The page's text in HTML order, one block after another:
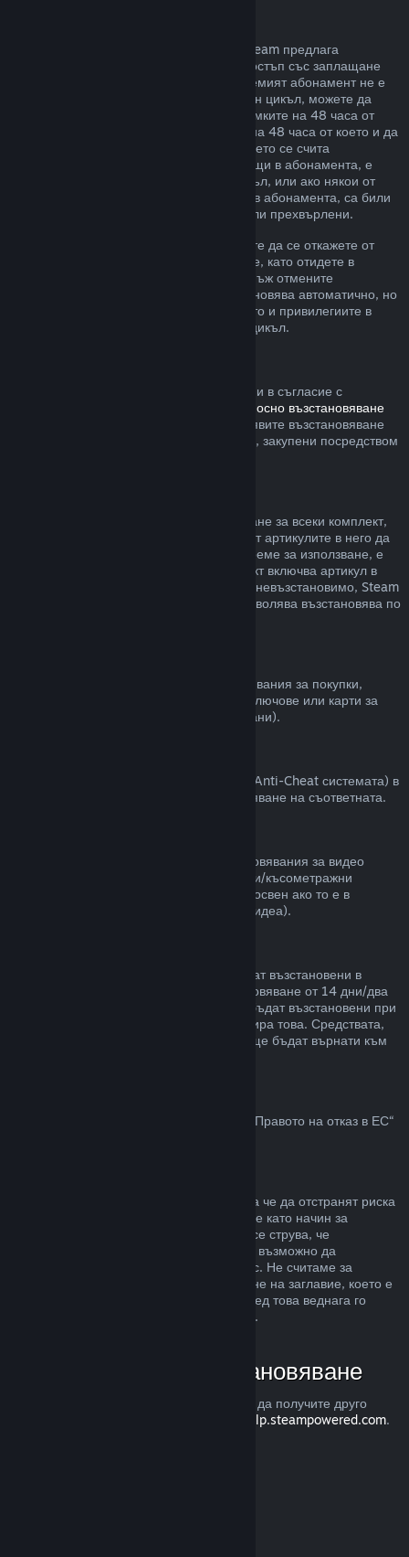
За някои видове съдържание и услуги Steam предлага
периодичен (напр. месечен, годишен) достъп със заплащане
чрез повтарящо таксуване. Ако подновяемият абонамент не е
използван по време на текущия платежен цикъл, можете да
поискате възстановяване на цената в рамките на 48 часа от
първоначалната покупка или в рамките на 48 часа от което и да
е автоматично подновяване. Съдържанието се счита
използвано, ако някоя от игрите, попадащи в абонамента, е
била играна през текущия платежен цикъл, или ако някои от
привилегиите или отстъпките, включени в абонамента, са били
използвани, изразходвани, променени или прехвърлени.
Моля, обърнете внимание, че Вие можете да се откажете от
даден активен абонамент по всяко време, като отидете в
. Щом веднъж отмените
абонамента си, той вече няма да се подновява автоматично, но
Вие ще запазите достъп до съдържанието и привилегиите в
него до края на Вашия текущ платежен цикъл.
В рамките на приемлив времеви период и в съгласие с
политиката относно възстановяване
, Вие можете да заявите възстановяване
на сумата за Steam хардуер и аксесоари, закупени посредством
Можете да получите пълно възстановяване за всеки комплект,
закупен в Steam магазина. Стига никой от артикулите в него да
не е бил прехвърлен и ако общото им време за използване, е
по-малко от два часа. Ако даден комплект включва артикул в
игра или сваляемо съдържание, което е невъзстановимо, Steam
ще Ви уведоми дали целия комплект позволява възстановява по
Valve не може да предостави възстановявания за покупки,
направени извън Steam (например, CD ключове или карти за
Steam портфейла закупени от трети страни).
Ако сте получили забрана от VAC (Valve Anti-Cheat системата) в
някоя игра, губите правото за възстановяване на съответната.
Неспособни сме да предлагаме възстановявания за видео
съдържание в Steam (пр. пълнометражни/късометражни
филми, сериали, епизоди и упътвания), освен ако то е в
комплект с други продукти (които не са видеа).
Неупотребените подаръци могат да бъдат възстановени в
рамките на стандартния срок за възстановяване от 14 дни/два
часа. Употребените подаръци могат да бъдат възстановени при
същите условия, ако получателят инициира това. Средствата,
използвани за закупуване на подаръка, ще бъдат върнати към
За обяснение относно това как действа „Правото на отказ в ЕС“
Възстановявания са предназначени, така че да отстранят риска
от закупуването на заглавия в Steam, а не като начин за
придобиване на безплатни игри. Ако ни се струва, че
злоупотребявате с възстановяванията, е възможно да
преустановим тяхното предлагане за Вас. Не считаме за
злоупотреба, ако изискате възстановяване на заглавие, което е
закупено точно преди разпродажба, а след това веднага го
закупите повторно при намалената цена.
Как да изискате възстановяване
Можете да изискате възстановяване или да получите друго
help.steampowered.com.